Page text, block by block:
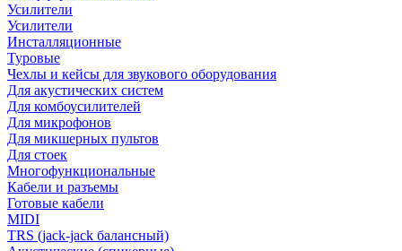
Усилители
Усилители
Инсталляционные
Туровые
Чехлы и кейсы для звукового оборудования
Для акустических систем
Для комбоусилителей
Для микрофонов
Для микшерных пультов
Для стоек
Многофункциональные
Кабели и разъемы
Готовые кабели
MIDI
TRS (jack-jack балансный)